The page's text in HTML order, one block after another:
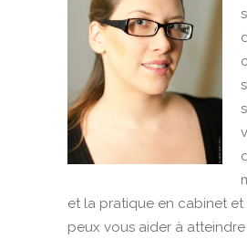
et la pratique en cabinet
peux vous aider à